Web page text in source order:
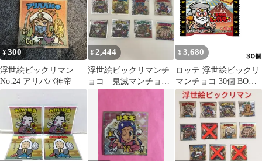
¥300
浮世絵ビックリマン
No.24 アリババ神帝
¥2,444
浮世絵ビックリマンチ
ョコ 鬼滅マンチョ
¥ 3,680
ロッテ 浮世絵ビックリ
マンチョコ 30個 BOX
食玩 賞味期限 2027/02